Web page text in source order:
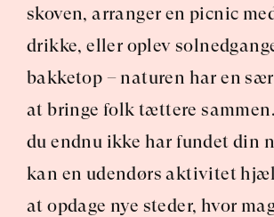
skoven, arranger en picnic
drikke, eller oplev
bakketop – naturen har en
at bringe folk tættere
du endnu ikke har fundet din
kan en udendørs aktivitet
at opdage nye steder, hvor